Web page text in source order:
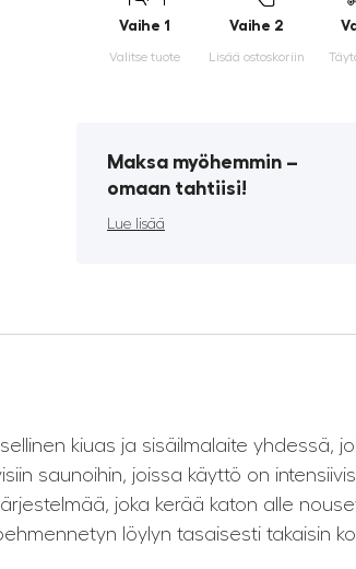
Vaihe 1
Valitse tuote
Vaihe 2
Lisää ostoskoriin
Maksa myöhemmin ­–
omaan tahtiisi!
Lue lisää
kiuas ja sisäilmalaite yhdessä,
saunoihin, joissa käyttö on
joka kerää katon alle
löylyn tasaisesti takaisin